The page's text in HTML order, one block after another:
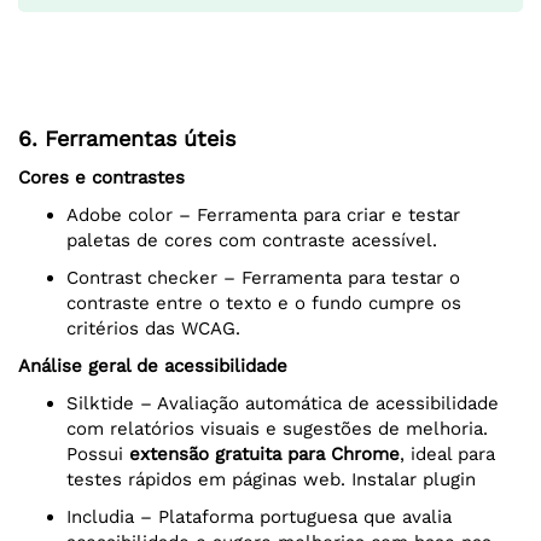
6. Ferramentas úteis
Cores e contrastes
Adobe color – Ferramenta para criar e testar
paletas de cores com contraste acessível.
Contrast checker – Ferramenta para testar o
contraste entre o texto e o fundo cumpre os
critérios das WCAG.
Análise geral de acessibilidade
Silktide – Avaliação automática de acessibilidade
com relatórios visuais e sugestões de melhoria.
Possui extensão gratuita para Chrome, ideal para
testes rápidos em páginas web. Instalar plugin
Includia – Plataforma portuguesa que avalia